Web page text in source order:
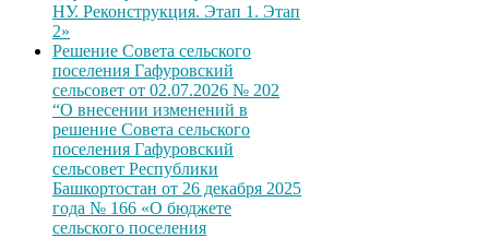
НУ. Реконструкция. Этап 1. Этап
2»
Решение Совета сельского
поселения Гафуровский
сельсовет от 02.07.2026 № 202
“О внесении изменений в
решение Совета сельского
поселения Гафуровский
сельсовет Республики
Башкортостан от 26 декабря 2025
года № 166 «О бюджете
сельского поселения